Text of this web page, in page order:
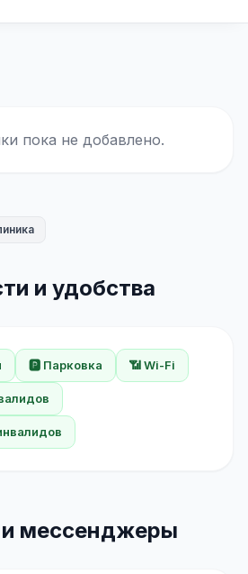
пока не добавлено.
и удобства
🅿️ Парковка 📶 Wi-Fi
мессенджеры